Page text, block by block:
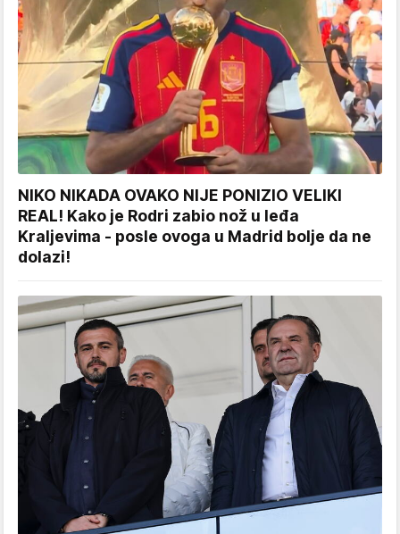
NIKO NIKADA OVAKO NIJE PONIZIO VELIKI
REAL! Kako je Rodri zabio nož u leđa
Kraljevima - posle ovoga u Madrid bolje da ne
dolazi!